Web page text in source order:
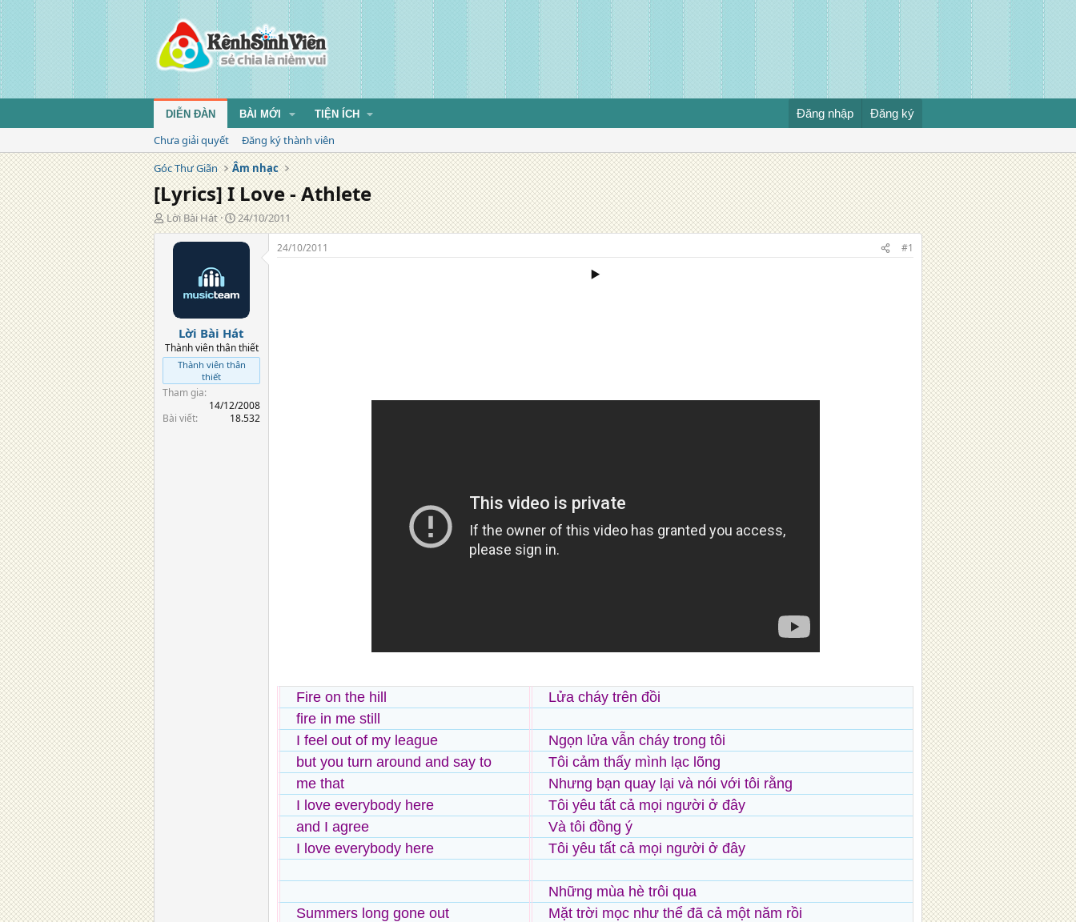
DIỄN ĐÀN BÀI MỚI TIỆN ÍCH Đăng nhập Đăng ký
Chưa giải quyết
Đăng ký thành viên
Góc Thư Giãn
Âm nhạc
[Lyrics] I Love - Athlete
T
á
Lời Bài Hát
N
g
à
n
g
24/10/2011
Lời Bài Hát
Thành viên thân thiết
Thành viên thân
thiết
Tham gia
14/12/2008
Bài viết
18.532
24/10/2011 #1
▶️
Fire on the hill
fire in me still
I feel out of my league
but you turn around and say to
me that
I love everybody here
and I agree
I love everybody here
Summers long gone out
Lửa cháy trên đồi
Ngọn lửa vẫn cháy trong tôi
Tôi cảm thấy mình lạc lõng
Nhưng bạn quay lại và nói với tôi rằng
Tôi yêu tất cả mọi người ở đây
Và tôi đồng ý
Tôi yêu tất cả mọi người ở đây
Những mùa hè trôi qua
Mặt trời mọc như thể đã cả một năm rồi